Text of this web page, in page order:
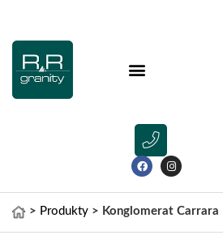
> Produkty > Konglomerat Carrara